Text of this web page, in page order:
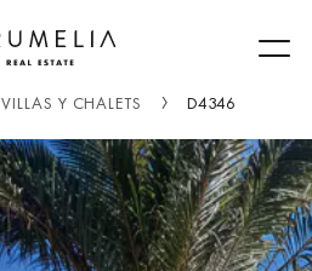
VILLAS Y CHALETS D4346